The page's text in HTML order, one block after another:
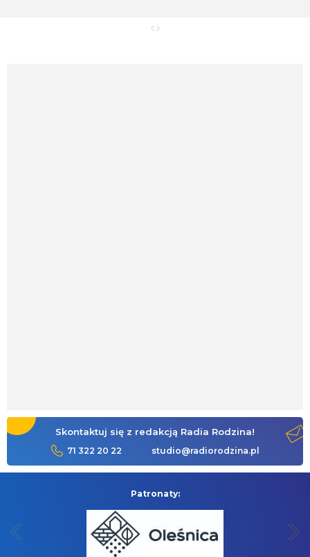
Skontaktuj się z redakcją Radia Rodzina!
71 322 20 22 studio@radiorodzina.pl
Patronaty: